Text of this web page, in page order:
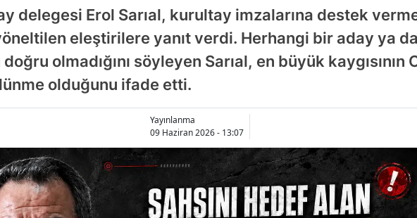
delegesi Erol Sarıal, kurultay imzalarına destek
eleştirilere yanıt verdi. Herhangi bir aday ya
doğru olmadığını söyleyen Sarıal, en büyük
olduğunu ifade etti.
Yayınlanma
09 Haziran 2026 - 13:07